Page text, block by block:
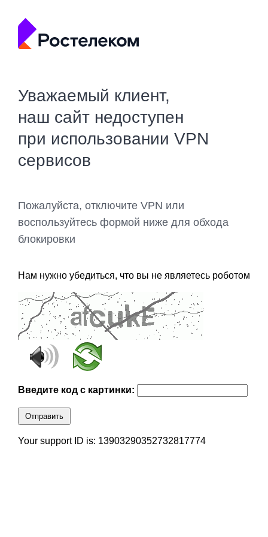
Уважаемый клиент,
наш сайт недоступен
при использовании VPN
сервисов
Пожалуйста, отключите VPN или
воспользуйтесь формой ниже для обхода
блокировки
Нам нужно убедиться, что вы не являетесь роботом
Введите код с картинки:
Отправить
Your support ID is: 13903290352732817774